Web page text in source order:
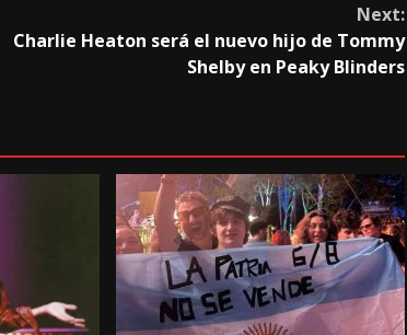
Next:
Charlie Heaton será el nuevo hijo de Tommy
Shelby en Peaky Blinders